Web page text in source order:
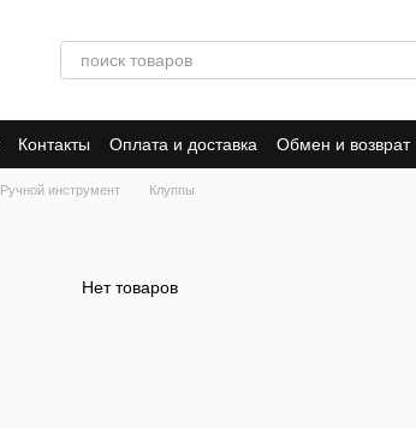
Контакты Оплата и доставка Обмен и возврат
Ручной инструмент Клуппы
Нет товаров